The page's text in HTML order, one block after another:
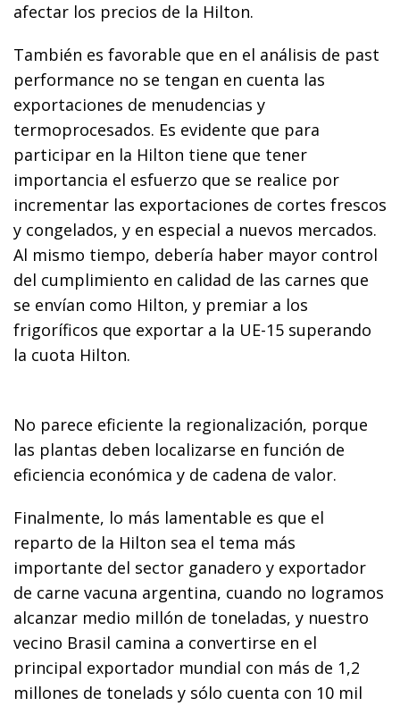
afectar los precios de la Hilton.
También es favorable que en el análisis de past
performance no se tengan en cuenta las
exportaciones de menudencias y
termoprocesados. Es evidente que para
participar en la Hilton tiene que tener
importancia el esfuerzo que se realice por
incrementar las exportaciones de cortes frescos
y congelados, y en especial a nuevos mercados.
Al mismo tiempo, debería haber mayor control
del cumplimiento en calidad de las carnes que
se envían como Hilton, y premiar a los
frigoríficos que exportar a la UE-15 superando
la cuota Hilton.
No parece eficiente la regionalización, porque
las plantas deben localizarse en función de
eficiencia económica y de cadena de valor.
Finalmente, lo más lamentable es que el
reparto de la Hilton sea el tema más
importante del sector ganadero y exportador
de carne vacuna argentina, cuando no logramos
alcanzar medio millón de toneladas, y nuestro
vecino Brasil camina a convertirse en el
principal exportador mundial con más de 1,2
millones de tonelads y sólo cuenta con 10 mil